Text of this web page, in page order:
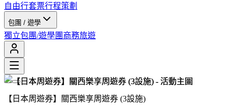
自由行套票行程策劃
包團 / 遊學
獨立包團/遊學團 商務旅遊
【日本周遊券】關西樂享周遊券 (3設施)